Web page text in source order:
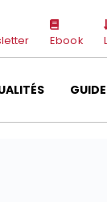
Ebook